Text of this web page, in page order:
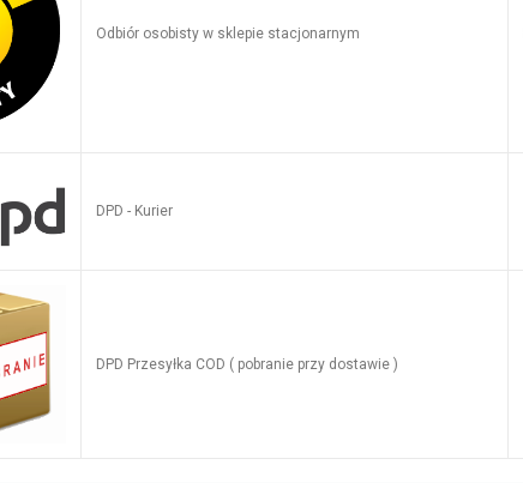
Odbiór osobisty w sklepie stacjonarnym
DPD - Kurier
DPD Przesyłka COD ( pobranie przy dostawie )